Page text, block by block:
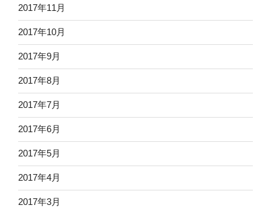
2017年11月
2017年10月
2017年9月
2017年8月
2017年7月
2017年6月
2017年5月
2017年4月
2017年3月